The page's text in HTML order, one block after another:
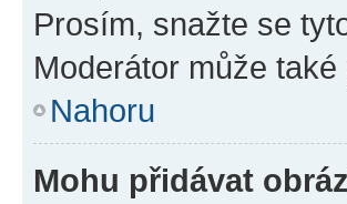
Prosím, snažte se
Moderátor může
Nahoru
Mohu přidávat